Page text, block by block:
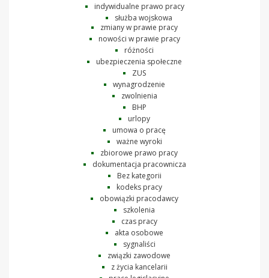
indywidualne prawo pracy
służba wojskowa
zmiany w prawie pracy
nowości w prawie pracy
różności
ubezpieczenia społeczne
ZUS
wynagrodzenie
zwolnienia
BHP
urlopy
umowa o pracę
ważne wyroki
zbiorowe prawo pracy
dokumentacja pracownicza
Bez kategorii
kodeks pracy
obowiązki pracodawcy
szkolenia
czas pracy
akta osobowe
sygnaliści
związki zawodowe
z życia kancelarii